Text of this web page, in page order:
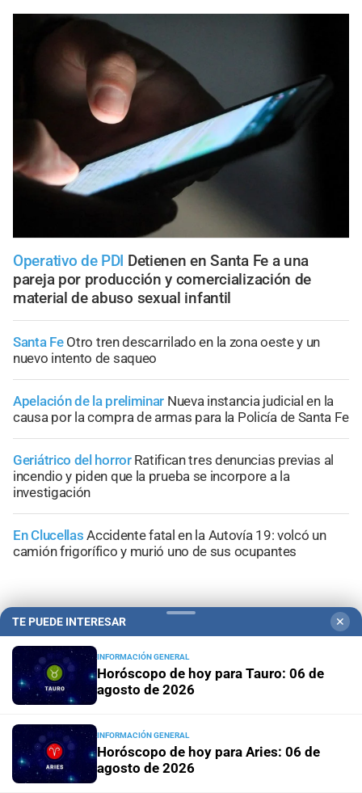
Operativo de PDI Detienen en Santa Fe a una
pareja por producción y comercialización de
material de abuso sexual infantil
Santa Fe Otro tren descarrilado en la zona oeste y un
nuevo intento de saqueo
Apelación de la preliminar Nueva instancia judicial en la
causa por la compra de armas para la Policía de Santa Fe
Geriátrico del horror Ratifican tres denuncias previas al
incendio y piden que la prueba se incorpore a la
investigación
En Clucellas Accidente fatal en la Autovía 19: volcó un
camión frigorífico y murió uno de sus ocupantes
+Información General
TE PUEDE INTERESAR ✕
INFORMACIÓN GENERAL
Horóscopo de hoy para Tauro: 06 de
agosto de 2026
INFORMACIÓN GENERAL
Horóscopo de hoy para Aries: 06 de
agosto de 2026